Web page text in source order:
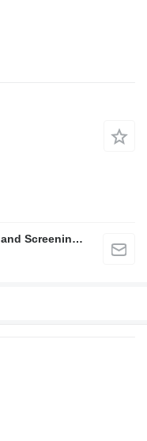
FABO Mobile & Stationary Crushing and Screening Plants | Concrete Batching Plants Manufacturer